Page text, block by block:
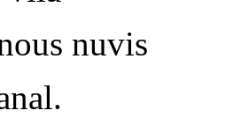
nuvis